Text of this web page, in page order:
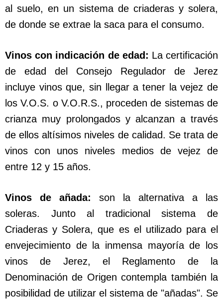
al suelo, en un sistema de criaderas y solera,
de donde se extrae la saca para el consumo.
Vinos con indicación de edad: La certificación
de edad del Consejo Regulador de Jerez
incluye vinos que, sin llegar a tener la vejez de
los V.O.S. o V.O.R.S., proceden de sistemas de
crianza muy prolongados y alcanzan a través
de ellos altísimos niveles de calidad. Se trata de
vinos con unos niveles medios de vejez de
entre 12 y 15 años.
Vinos de añada: son la alternativa a las
soleras. Junto al tradicional sistema de
Criaderas y Solera, que es el utilizado para el
envejecimiento de la inmensa mayoría de los
vinos de Jerez, el Reglamento de la
Denominación de Origen contempla también la
posibilidad de utilizar el sistema de "añadas". Se